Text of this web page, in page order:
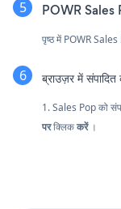
POWR Sales
पृष्ठ में POWR
ब्राउज़र में
1. Sales Pop को
परक्लिककरें।